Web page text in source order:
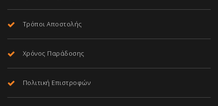
Τρόποι Αποστολής
Χρόνος Παράδοσης
Πολιτική Επιστροφών